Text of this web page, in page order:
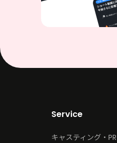
Service
キャスティング・